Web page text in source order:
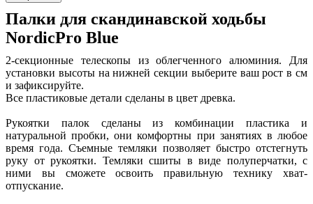
Палки для скандинавской ходьбы
NordicPro Blue
2-секционные телескопы из облегченного алюминия. Для
установки высоты на нижней секции выберите ваш рост в см
и зафиксируйте.
Все пластиковые детали сделаны в цвет древка.
Рукоятки палок сделаны из комбинации пластика и
натуральной пробки, они комфортны при занятиях в любое
время года. Съемные темляки позволяет быстро отстегнуть
руку от рукоятки. Темляки сшиты в виде полуперчатки, с
ними вы сможете освоить правильную технику хват-
отпускание.